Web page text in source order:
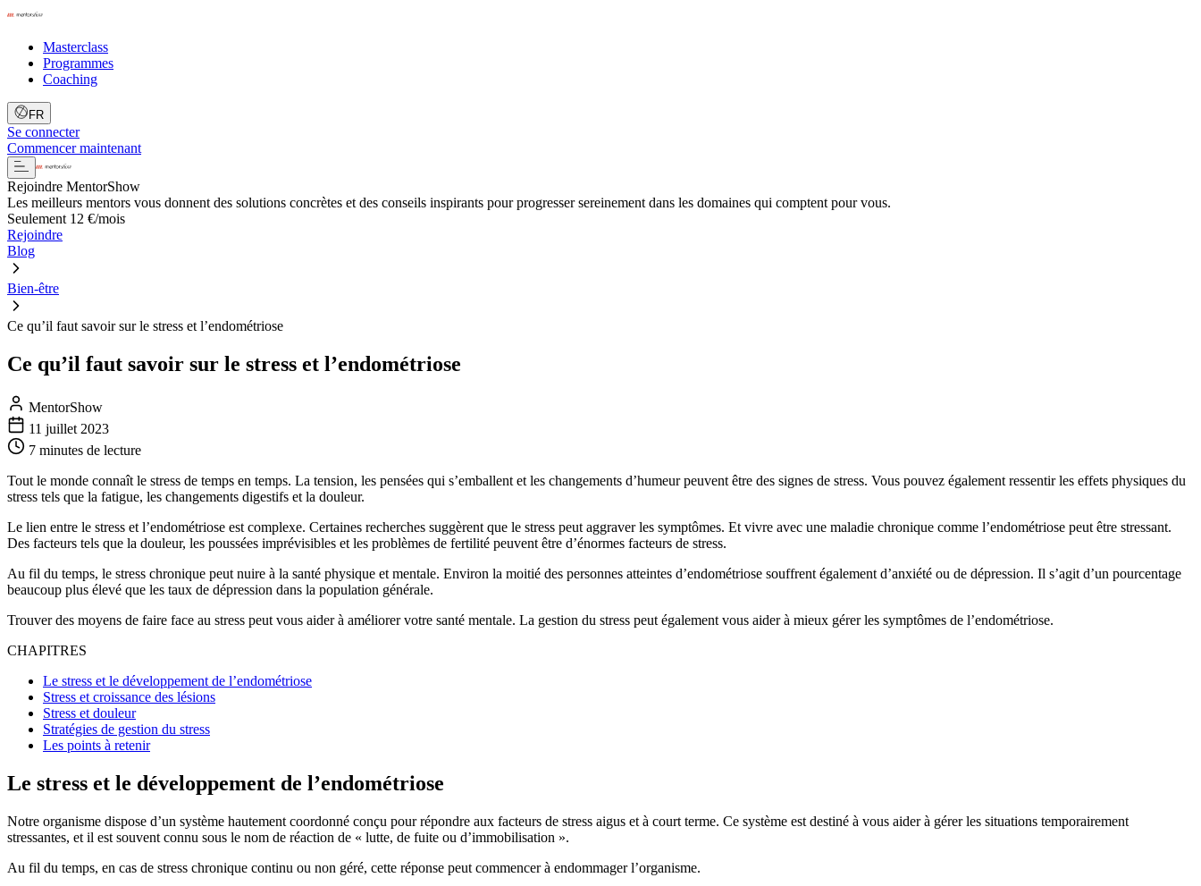
Masterclass
Programmes
Coaching
FR
Se connecter
Commencer maintenant
Rejoindre MentorShow
Les meilleurs mentors vous donnent des solutions concrètes et des conseils inspirants pour progresser sereinement dans les domaines qui comptent pour vous.
Seulement 12 €/mois
Rejoindre
Blog
Bien-être
Ce qu’il faut savoir sur le stress et l’endométriose
Ce qu’il faut savoir sur le stress et l’endométriose
MentorShow
11 juillet 2023
7 minutes de lecture
Tout le monde connaît le stress de temps en temps. La tension, les pensées qui s’emballent et les changements d’humeur peuvent être des signes de stress. Vous pouvez également ressentir les effets physiques du
stress tels que la fatigue, les changements digestifs et la douleur.
Le lien entre le stress et l’endométriose est complexe. Certaines recherches suggèrent que le stress peut aggraver les symptômes. Et vivre avec une maladie chronique comme l’endométriose peut être stressant.
Des facteurs tels que la douleur, les poussées imprévisibles et les problèmes de fertilité peuvent être d’énormes facteurs de stress.
Au fil du temps, le stress chronique peut nuire à la santé physique et mentale. Environ la moitié des personnes atteintes d’endométriose souffrent également d’anxiété ou de dépression. Il s’agit d’un pourcentage
beaucoup plus élevé que les taux de dépression dans la population générale.
Trouver des moyens de faire face au stress peut vous aider à améliorer votre santé mentale. La gestion du stress peut également vous aider à mieux gérer les symptômes de l’endométriose.
CHAPITRES
Le stress et le développement de l’endométriose
Stress et croissance des lésions
Stress et douleur
Stratégies de gestion du stress
Les points à retenir
Le stress et le développement de l’endométriose
Notre organisme dispose d’un système hautement coordonné conçu pour répondre aux facteurs de stress aigus et à court terme. Ce système est destiné à vous aider à gérer les situations temporairement
stressantes, et il est souvent connu sous le nom de réaction de « lutte, de fuite ou d’immobilisation ».
Au fil du temps, en cas de stress chronique continu ou non géré, cette réponse peut commencer à endommager l’organisme.